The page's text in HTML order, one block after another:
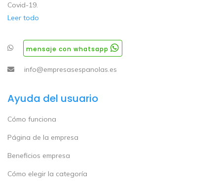
Covid-19.
Leer todo
mensaje con whatsapp
info@empresasespanolas.es
Ayuda del usuario
Cómo funciona
Página de la empresa
Beneficios empresa
Cómo elegir la categoría